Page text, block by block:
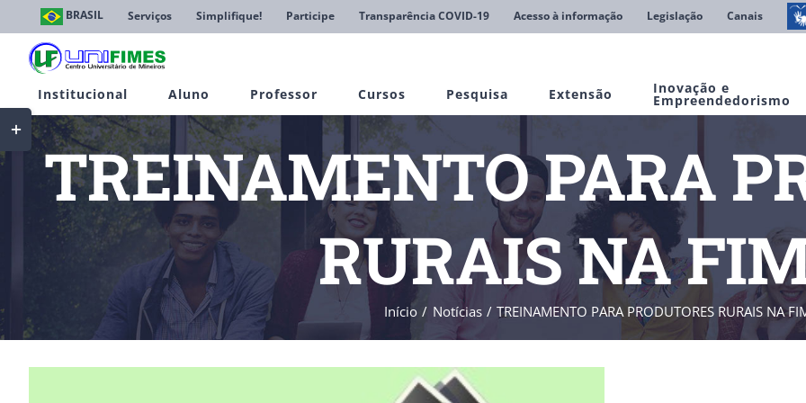
conteúdo
BRASIL Serviços Simplifique! Participe Transparência COVID-19 Acesso à informação Legislação Canais
Institucional Aluno Professor Cursos Pesquisa Extensão Inovação e
Empreendedorismo
TREINAMENTO PARA
RURAIS NA
Início Notícias TREINAMENTO PARA PRODUTORES RURAIS NA
Toggle
Sliding
Bar